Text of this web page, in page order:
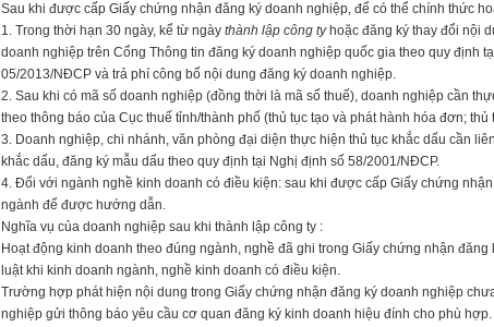
Sau khi được cấp Giấy chứng nhận đăng ký doanh nghiệp, để có thể chính thức
1. Trong thời hạn 30 ngày, kể từ ngày thành lập công tyhoặc đăng ký thay đổi nội
doanh nghiệp trên Cổng Thông tin đăng ký doanh nghiệp quốc gia theo quy định
05/2013/NĐ­CP và trả phí công bố nội dung đăng ký doanh nghiệp.
2. Sau khi có mã số doanh nghiệp (đồng thời là mã số thuế), doanh nghiệp cần
theo thông báo của Cục thuế tỉnh/thành phố (thủ tục tạo và phát hành hóa đơn;
3. Doanh nghiệp, chi nhánh, văn phòng đại diện thực hiện thủ tục khắc dấu cần
khắc dấu, đăng ký mẫu dấu theo quy định tại Nghị định số 58/2001/NĐ­CP.
4. Đối với ngành nghề kinh doanh có điều kiện: sau khi được cấp Giấy chứng
ngành để được hướng dẫn.
Nghĩa vụ của doanh nghiệp sau khi thành lập công ty :
Hoạt động kinh doanh theo đúng ngành, nghề đã ghi trong Giấy chứng nhận
luật khi kinh doanh ngành, nghề kinh doanh có điều kiện.
Trường hợp phát hiện nội dung trong Giấy chứng nhận đăng ký doanh nghiệp
nghiệp gửi thông báo yêu cầu cơ quan đăng ký kinh doanh hiệu đính cho phù